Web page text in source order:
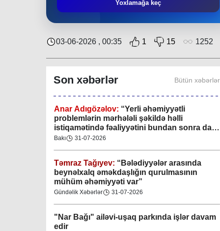
Yoxlamağa keç
03-06-2026 , 00:35 1 15 1252
Son xəbərlər Bütün xəbərlər
keçirilib
Gündəlik Xəbərlər 04-08-2026
Anar Adıgözəlov: “Yerli əhəmiyyətli
problemlərin mərhələli şəkildə həlli
istiqamətində fəaliyyətini bundan sonra da
davam etdirəcəkdir
Bakı 31-07-2026
Təmraz Tağıyev: “Bələdiyyələr arasında
beynəlxalq əməkdaşlığın qurulmasının
mühüm əhəmiyyəti var”
Gündəlik Xəbərlər 31-07-2026
"Nar Bağı" ailəvi-uşaq parkında işlər davam
edir